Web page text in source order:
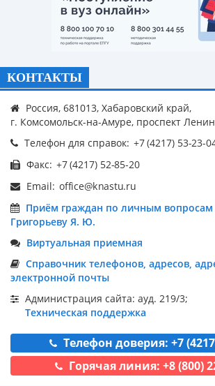
КОНТАКТЫ
Россия, 681013, Хабаровский край,
г. Комсомольск-на-Амуре, проспект
Телефон для справок:
Факс:
Email:
Приём граждан по личным вопросам
Григорьеву Я. Ю.
Виртуальная приемная
Справочник телефонов, адресов,
электронной почты
Администрация сайта: ауд. 219/3;
Техническая поддержка
Телефон доверия: +7
Горячая линия: +8 (800)